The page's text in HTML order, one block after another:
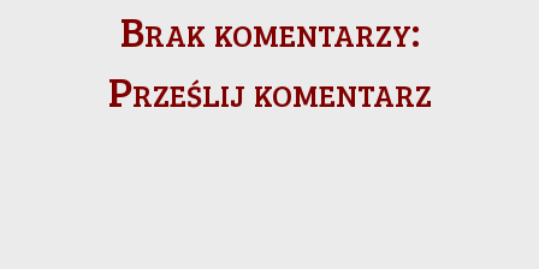
Brak komentarzy:
Prześlij komentarz